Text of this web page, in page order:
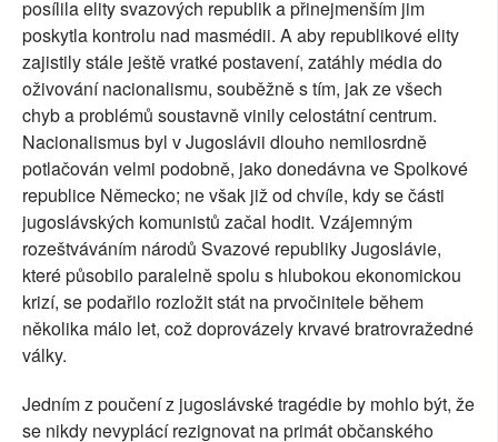
posílila elity svazových republik a přinejmenším jim
poskytla kontrolu nad masmédii. A aby republikové elity
zajistily stále ještě vratké postavení, zatáhly média do
oživování nacionalismu, souběžně s tím, jak ze všech
chyb a problémů soustavně vinily celostátní centrum.
Nacionalismus byl v Jugoslávii dlouho nemilosrdně
potlačován velmi podobně, jako donedávna ve Spolkové
republice Německo; ne však již od chvíle, kdy se části
jugoslávských komunistů začal hodit. Vzájemným
rozeštváváním národů Svazové republiky Jugoslávie,
které působilo paralelně spolu s hlubokou ekonomickou
krizí, se podařilo rozložit stát na prvočinitele během
několika málo let, což doprovázely krvavé bratrovražedné
války.
Jedním z poučení z jugoslávské tragédie by mohlo být, že
se nikdy nevyplácí rezignovat na primát občanského